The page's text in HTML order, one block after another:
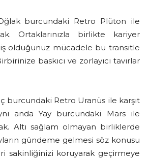
burcundaki Retro Plüton ile
Ortaklarınızla birlikte kariyer
olduğunuz mücadele bu transitle
baskıcı ve zorlayıcı tavırlar
burcundaki Retro Uranüs ile karşıt
anda Yay burcundaki Mars ile
Altı sağlam olmayan birliklerde
gündeme gelmesi söz konusu
sakinliğinizi koruyarak geçirmeye